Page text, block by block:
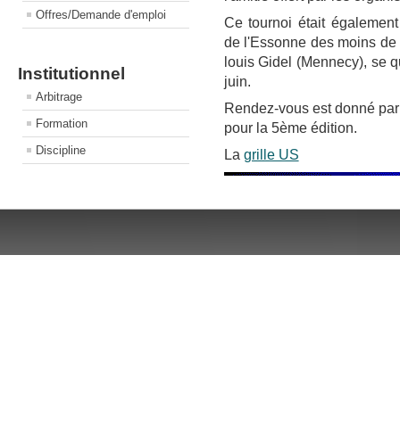
Offres/Demande d'emploi
Institutionnel
Arbitrage
Formation
Discipline
Ce tournoi était
de l'Essonne des moins
louis Gidel (Mennecy), se
juin.
Rendez-vous est donné
pour la 5ème édition.
La grille US